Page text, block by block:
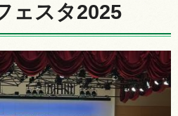
ェスタ2025